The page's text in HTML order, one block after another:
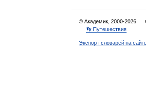
© Академик, 2000-2026
👣 Путешествия
Экспорт словарей на